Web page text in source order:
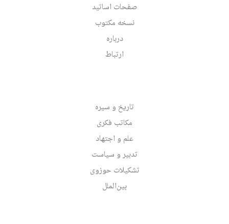
صفحات اساتید
نسخه مکتوب
درباره
ارتباط
تاریخ و سیره
مکاتب فکری
علم و اجتهاد
تدبیر و سیاست
تشکیلات حوزوی
بین‌الملل